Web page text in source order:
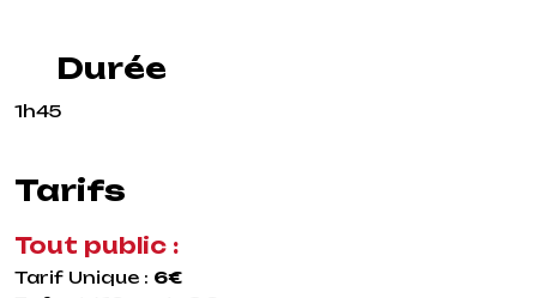
Durée
1h45
Tarifs
Tout public :
Tarif Unique : 6€